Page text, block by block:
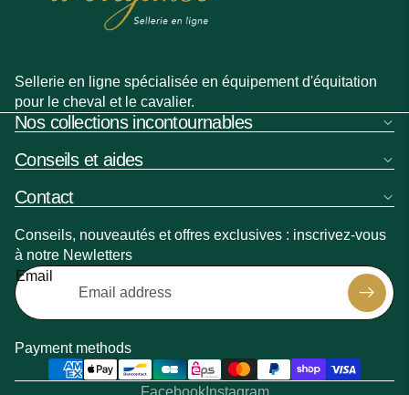
Sellerie en ligne spécialisée en équipement d'équitation
pour le cheval et le cavalier.
Nos collections incontournables
Conseils et aides
Contact
Conseils, nouveautés et offres exclusives : inscrivez-vous
à notre Newletters
Email
Payment methods
FacebookInstagram
Refund policy
Privacy policy
Terms of sale
Legal notice